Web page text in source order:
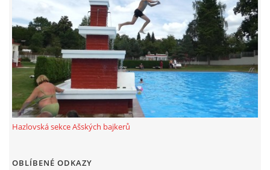
JEN PRO TRENÉRY
ZE ŽIVOTA BAJKERŮ
ROK 2024
ROK 2023
ROK 2022
Hazlovská sekce Ašských bajkerů
OBLÍBENÉ ODKAZY